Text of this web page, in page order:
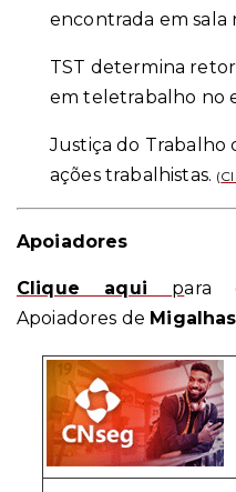
encontrada em
TST determina
em teletrabalho no
Justiça do Trabalho
ações trabalhistas. (
Apoiadores
Clique aqui para
Apoiadores de Migalhas